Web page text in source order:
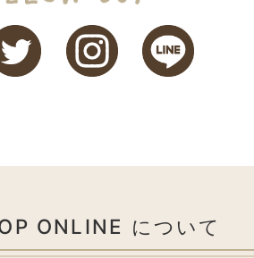
ONLINE について